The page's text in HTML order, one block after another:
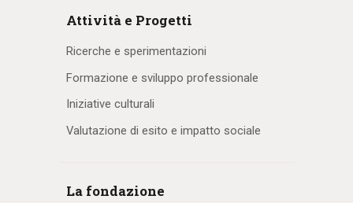
Attività e Progetti
Ricerche e sperimentazioni
Formazione e sviluppo professionale
Iniziative culturali
Valutazione di esito e impatto sociale
La fondazione